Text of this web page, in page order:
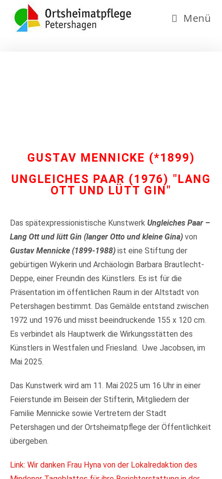
Menü
GUSTAV MENNICKE (*1899)
UNGLEICHES PAAR (1976) "LANG
OTT UND LÜTT GIN"
Das spätexpressionistische Kunstwerk Ungleiches Paar –
Lang Ott und lütt Gin (langer Otto und kleine Gina) von
Gustav Mennicke (1899-1988) ist eine Stiftung der
gebürtigen Wykerin und Archäologin Barbara Brautlecht-
Deppe, einer Freundin des Künstlers. Es ist für die
Präsentation im öffentlichen Raum in der Altstadt von
Petershagen bestimmt. Das Gemälde entstand zwischen
1972 und 1976 und misst beeindruckende 155 x 120 cm.
Es verbindet als Hauptwerk die Wirkungsstätten des
Künstlers in Westfalen und Friesland. Uwe Jacobsen, im
Mai 2025.
Das Kunstwerk wird am 11. Mai 2025 um 16 Uhr in einer
Feierstunde im Beisein der Stifterin, Mitgliedern der
Familie Mennicke sowie Vertretern der Stadt
Petershagen und der Ortsheimatpflege der Öffentlichkeit
übergeben.
Link: Wir danken Frau Hyna von der Lokalredaktion des